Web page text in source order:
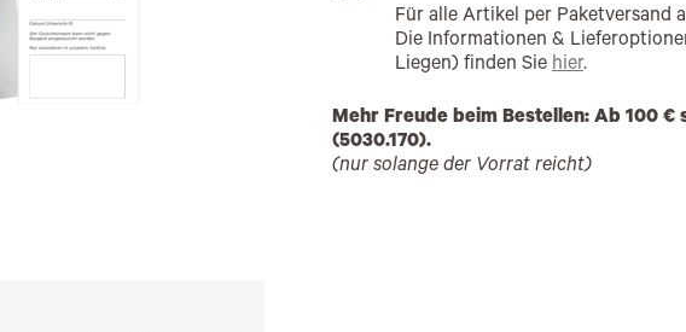
Für alle Artikel per Paketversand
Die Informationen &
Liegen) finden Sie hier.
Mehr Freude beim Bestellen: Ab 100
(5030.170).
(nur solange der Vorrat reicht)